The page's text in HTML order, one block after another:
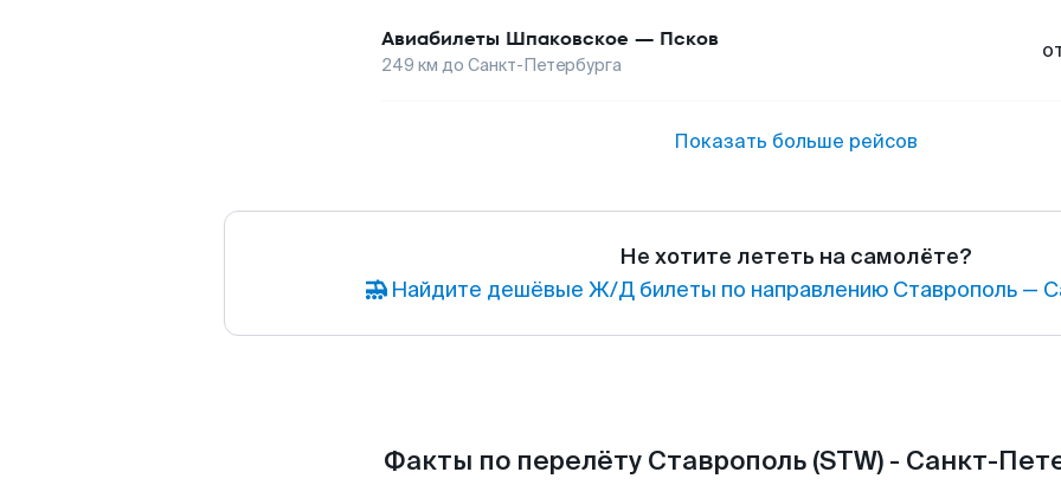
Авиабилеты Шпаковское — Псков
249 км до Санкт-Петербурга
Показать больше рейсов
Не хотите лететь на самолёте?
Найдите дешёвые Ж/Д билеты по направлению Ставрополь —
Факты по перелёту Ставрополь (STW) - Санкт-